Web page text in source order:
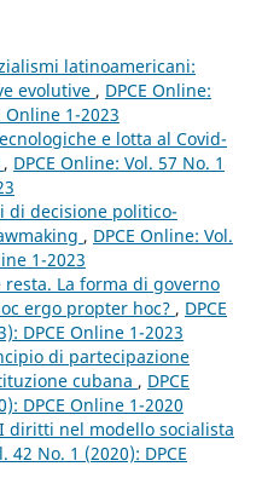
latinoamericani:
evolutive , DPCE Online:
Online 1-2023
e lotta al Covid-
, DPCE Online: Vol. 57 No. 1
di decisione politico-
, DPCE Online: Vol.
1-2023
resta. La forma di governo
ergo propter hoc? , DPCE
DPCE Online 1-2023
di partecipazione
cubana , DPCE
DPCE Online 1-2020
I diritti nel modello socialista
42 No. 1 (2020): DPCE